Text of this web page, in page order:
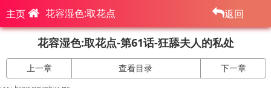
主页 花容湿色:取花点 返回
花容湿色:取花点-第61话-狂舔夫人的私处
上一章 查看目录 下一章